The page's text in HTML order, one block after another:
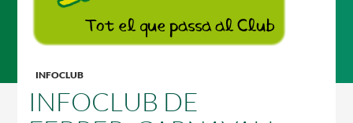
INFOCLUB
INFOCLUB DE
ALBERG CENTRE ESPLAI
FORMACIÓ